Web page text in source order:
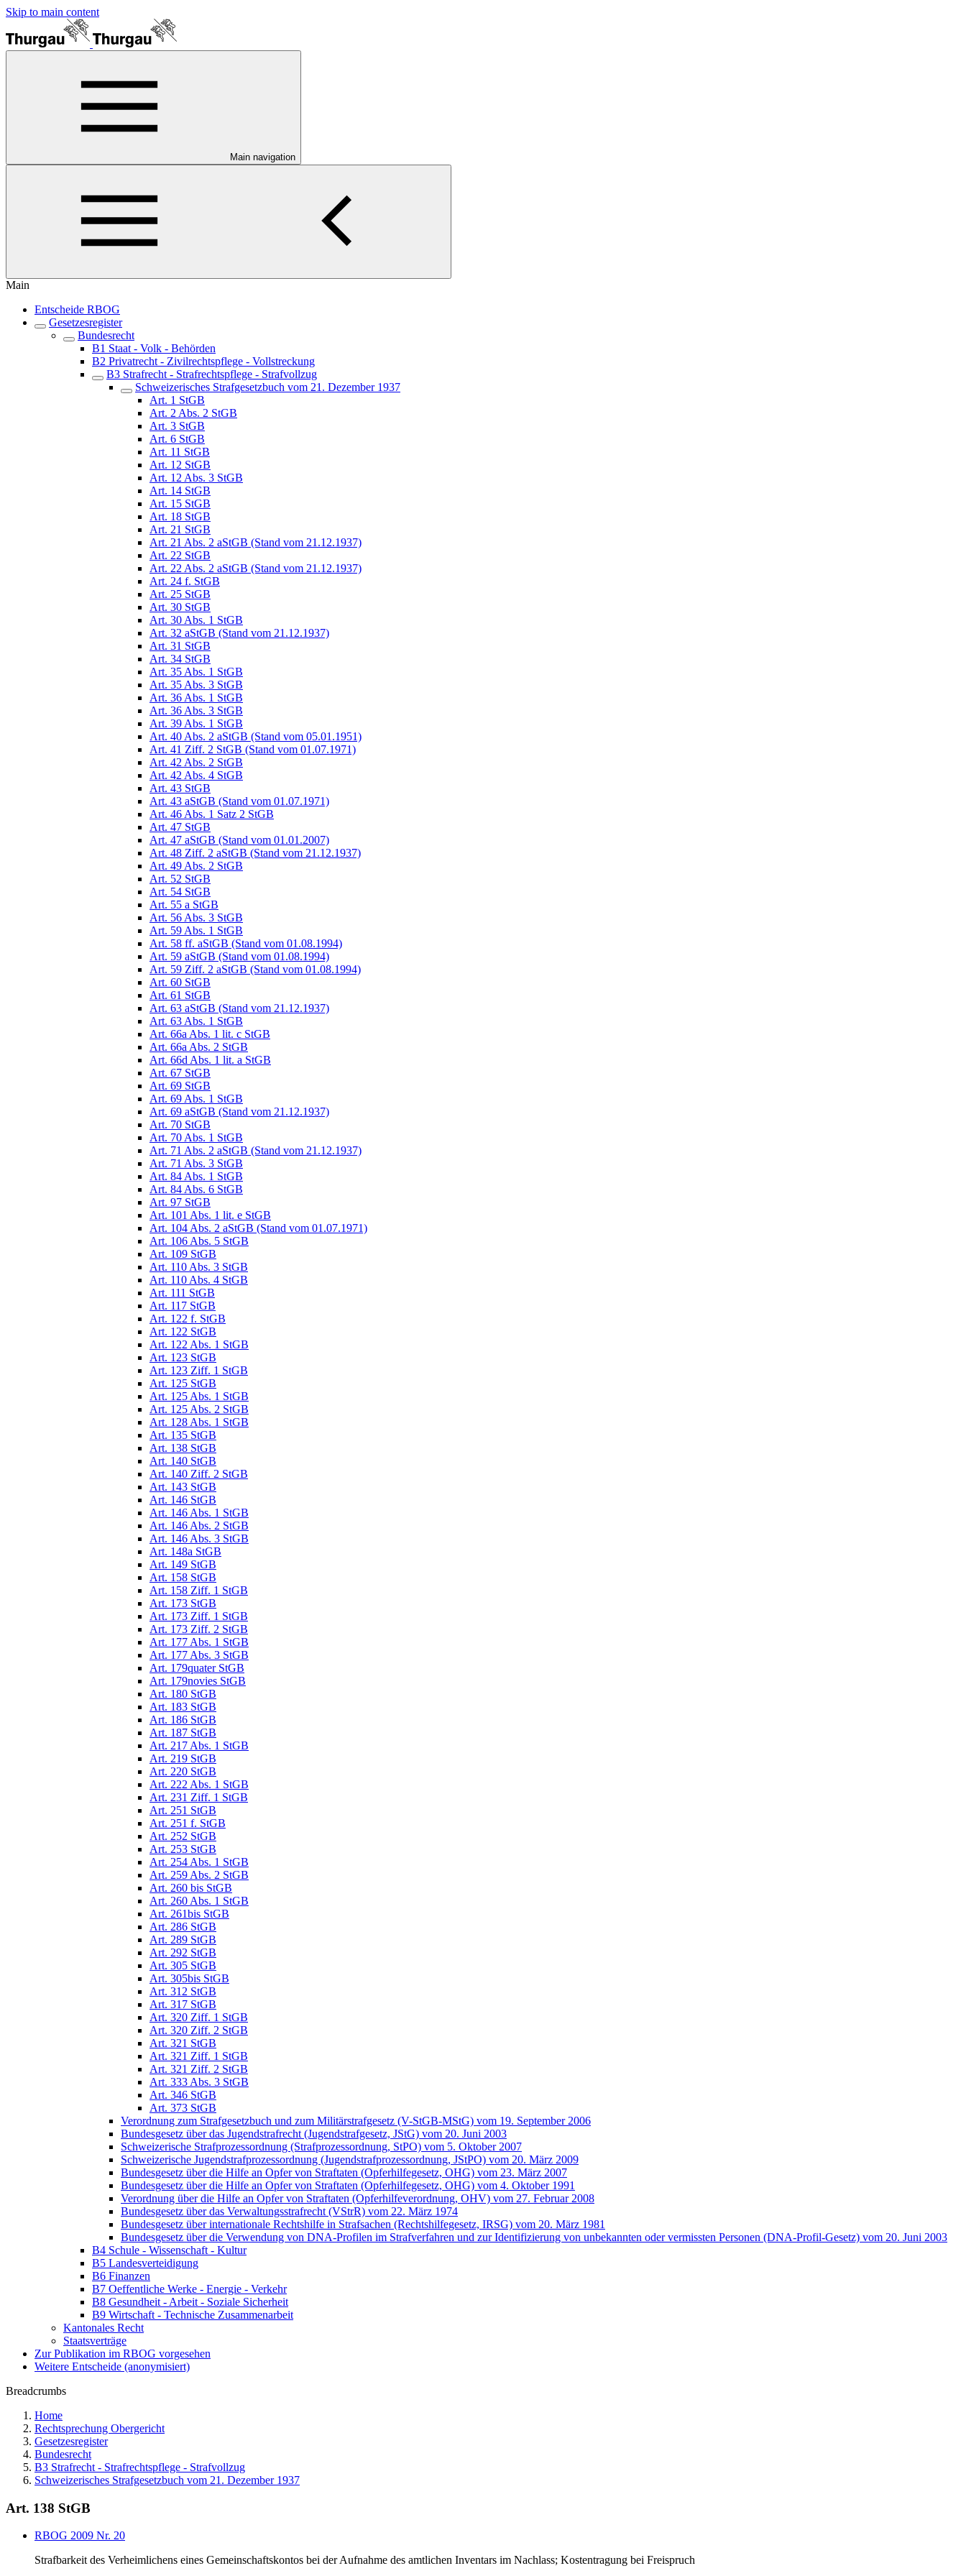
Skip to main content
Main navigation
Main
Entscheide RBOG
Gesetzesregister
Bundesrecht
B1 Staat - Volk - Behörden
B2 Privatrecht - Zivilrechtspflege - Vollstreckung
B3 Strafrecht - Strafrechtspflege - Strafvollzug
Schweizerisches Strafgesetzbuch vom 21. Dezember 1937
Art. 1 StGB
Art. 2 Abs. 2 StGB
Art. 3 StGB
Art. 6 StGB
Art. 11 StGB
Art. 12 StGB
Art. 12 Abs. 3 StGB
Art. 14 StGB
Art. 15 StGB
Art. 18 StGB
Art. 21 StGB
Art. 21 Abs. 2 aStGB (Stand vom 21.12.1937)
Art. 22 StGB
Art. 22 Abs. 2 aStGB (Stand vom 21.12.1937)
Art. 24 f. StGB
Art. 25 StGB
Art. 30 StGB
Art. 30 Abs. 1 StGB
Art. 32 aStGB (Stand vom 21.12.1937)
Art. 31 StGB
Art. 34 StGB
Art. 35 Abs. 1 StGB
Art. 35 Abs. 3 StGB
Art. 36 Abs. 1 StGB
Art. 36 Abs. 3 StGB
Art. 39 Abs. 1 StGB
Art. 40 Abs. 2 aStGB (Stand vom 05.01.1951)
Art. 41 Ziff. 2 StGB (Stand vom 01.07.1971)
Art. 42 Abs. 2 StGB
Art. 42 Abs. 4 StGB
Art. 43 StGB
Art. 43 aStGB (Stand vom 01.07.1971)
Art. 46 Abs. 1 Satz 2 StGB
Art. 47 StGB
Art. 47 aStGB (Stand vom 01.01.2007)
Art. 48 Ziff. 2 aStGB (Stand vom 21.12.1937)
Art. 49 Abs. 2 StGB
Art. 52 StGB
Art. 54 StGB
Art. 55 a StGB
Art. 56 Abs. 3 StGB
Art. 59 Abs. 1 StGB
Art. 58 ff. aStGB (Stand vom 01.08.1994)
Art. 59 aStGB (Stand vom 01.08.1994)
Art. 59 Ziff. 2 aStGB (Stand vom 01.08.1994)
Art. 60 StGB
Art. 61 StGB
Art. 63 aStGB (Stand vom 21.12.1937)
Art. 63 Abs. 1 StGB
Art. 66a Abs. 1 lit. c StGB
Art. 66a Abs. 2 StGB
Art. 66d Abs. 1 lit. a StGB
Art. 67 StGB
Art. 69 StGB
Art. 69 Abs. 1 StGB
Art. 69 aStGB (Stand vom 21.12.1937)
Art. 70 StGB
Art. 70 Abs. 1 StGB
Art. 71 Abs. 2 aStGB (Stand vom 21.12.1937)
Art. 71 Abs. 3 StGB
Art. 84 Abs. 1 StGB
Art. 84 Abs. 6 StGB
Art. 97 StGB
Art. 101 Abs. 1 lit. e StGB
Art. 104 Abs. 2 aStGB (Stand vom 01.07.1971)
Art. 106 Abs. 5 StGB
Art. 109 StGB
Art. 110 Abs. 3 StGB
Art. 110 Abs. 4 StGB
Art. 111 StGB
Art. 117 StGB
Art. 122 f. StGB
Art. 122 StGB
Art. 122 Abs. 1 StGB
Art. 123 StGB
Art. 123 Ziff. 1 StGB
Art. 125 StGB
Art. 125 Abs. 1 StGB
Art. 125 Abs. 2 StGB
Art. 128 Abs. 1 StGB
Art. 135 StGB
Art. 138 StGB
Art. 140 StGB
Art. 140 Ziff. 2 StGB
Art. 143 StGB
Art. 146 StGB
Art. 146 Abs. 1 StGB
Art. 146 Abs. 2 StGB
Art. 146 Abs. 3 StGB
Art. 148a StGB
Art. 149 StGB
Art. 158 StGB
Art. 158 Ziff. 1 StGB
Art. 173 StGB
Art. 173 Ziff. 1 StGB
Art. 173 Ziff. 2 StGB
Art. 177 Abs. 1 StGB
Art. 177 Abs. 3 StGB
Art. 179quater StGB
Art. 179novies StGB
Art. 180 StGB
Art. 183 StGB
Art. 186 StGB
Art. 187 StGB
Art. 217 Abs. 1 StGB
Art. 219 StGB
Art. 220 StGB
Art. 222 Abs. 1 StGB
Art. 231 Ziff. 1 StGB
Art. 251 StGB
Art. 251 f. StGB
Art. 252 StGB
Art. 253 StGB
Art. 254 Abs. 1 StGB
Art. 259 Abs. 2 StGB
Art. 260 bis StGB
Art. 260 Abs. 1 StGB
Art. 261bis StGB
Art. 286 StGB
Art. 289 StGB
Art. 292 StGB
Art. 305 StGB
Art. 305bis StGB
Art. 312 StGB
Art. 317 StGB
Art. 320 Ziff. 1 StGB
Art. 320 Ziff. 2 StGB
Art. 321 StGB
Art. 321 Ziff. 1 StGB
Art. 321 Ziff. 2 StGB
Art. 333 Abs. 3 StGB
Art. 346 StGB
Art. 373 StGB
Verordnung zum Strafgesetzbuch und zum Militärstrafgesetz (V-StGB-MStG) vom 19. September 2006
Bundesgesetz über das Jugendstrafrecht (Jugendstrafgesetz, JStG) vom 20. Juni 2003
Schweizerische Strafprozessordnung (Strafprozessordnung, StPO) vom 5. Oktober 2007
Schweizerische Jugendstrafprozessordnung (Jugendstrafprozessordnung, JStPO) vom 20. März 2009
Bundesgesetz über die Hilfe an Opfer von Straftaten (Opferhilfegesetz, OHG) vom 23. März 2007
Bundesgesetz über die Hilfe an Opfer von Straftaten (Opferhilfegesetz, OHG) vom 4. Oktober 1991
Verordnung über die Hilfe an Opfer von Straftaten (Opferhilfeverordnung, OHV) vom 27. Februar 2008
Bundesgesetz über das Verwaltungsstrafrecht (VStrR) vom 22. März 1974
Bundesgesetz über internationale Rechtshilfe in Strafsachen (Rechtshilfegesetz, IRSG) vom 20. März 1981
Bundesgesetz über die Verwendung von DNA-Profilen im Strafverfahren und zur Identifizierung von unbekannten oder vermissten Personen (DNA-Profil-Gesetz) vom 20. Juni 2003
B4 Schule - Wissenschaft - Kultur
B5 Landesverteidigung
B6 Finanzen
B7 Oeffentliche Werke - Energie - Verkehr
B8 Gesundheit - Arbeit - Soziale Sicherheit
B9 Wirtschaft - Technische Zusammenarbeit
Kantonales Recht
Staatsverträge
Zur Publikation im RBOG vorgesehen
Weitere Entscheide (anonymisiert)
Breadcrumbs
Home
Rechtsprechung Obergericht
Gesetzesregister
Bundesrecht
B3 Strafrecht - Strafrechtspflege - Strafvollzug
Schweizerisches Strafgesetzbuch vom 21. Dezember 1937
Art. 138 StGB
RBOG 2009 Nr. 20
Strafbarkeit des Verheimlichens eines Gemeinschaftskontos bei der Aufnahme des amtlichen Inventars im Nachlass; Kostentragung bei Freispruch